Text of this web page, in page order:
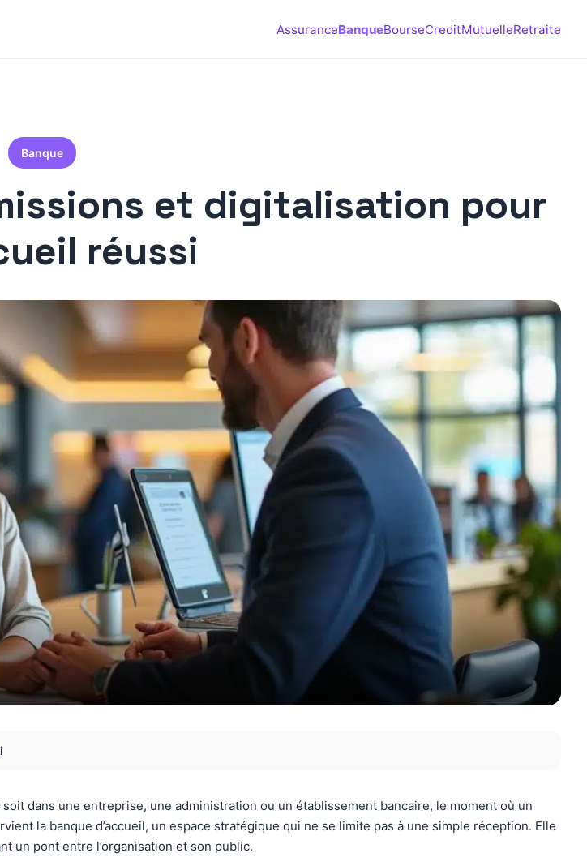
AssuranceBanqueBourseCreditMutuelleRetraite
Banque
et digitalisation pour
réussi
dans une entreprise, une administration ou un établissement bancaire, le moment où un
la banque d’accueil, un espace stratégique qui ne se limite pas à une simple réception. Elle
un pont entre l’organisation et son public.